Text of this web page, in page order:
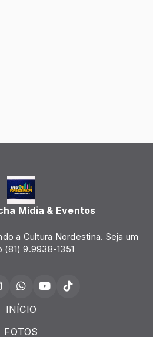
Mídia & Eventos
a Cultura Nordestina. Seja um
(81) 9.9938-1351
INÍCIO
FOTOS